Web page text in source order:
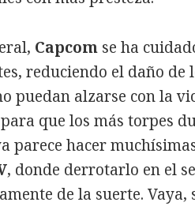
Capcom se ha
reduciendo el daño de
puedan alzarse con la
que los más torpes
parece hacer
, donde derrotarlo en el
de la suerte.